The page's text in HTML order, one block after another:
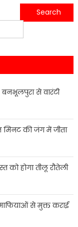
भाजपा युवा मोर्चा मंडल अध्यक्ष का नगर पंचायत के खिलाफ अनिश्चितकालीन धरना प्रदर्शन जारी….
से वारंटी
मिनट की जंग में जीता
को होगा तीलू रौतेली
से मुक्त कराई